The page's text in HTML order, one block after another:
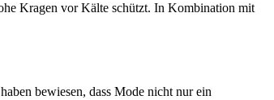
Kragen vor Kälte schützt. In Kombination mit
bewiesen, dass Mode nicht nur ein